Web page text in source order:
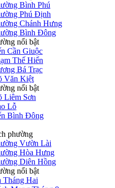
Bình Phú
Phú Định
Chánh Hưng
Bình Đông
nổi bật
Cần Giuộc
Thế Hiển
Bá Trạc
Văn Kiệt
nổi bật
Liêm Sơn
Lỗ
Bình Đông
phường
Vườn Lài
Hòa Hưng
Diên Hồng
nổi bật
Tháng Hai